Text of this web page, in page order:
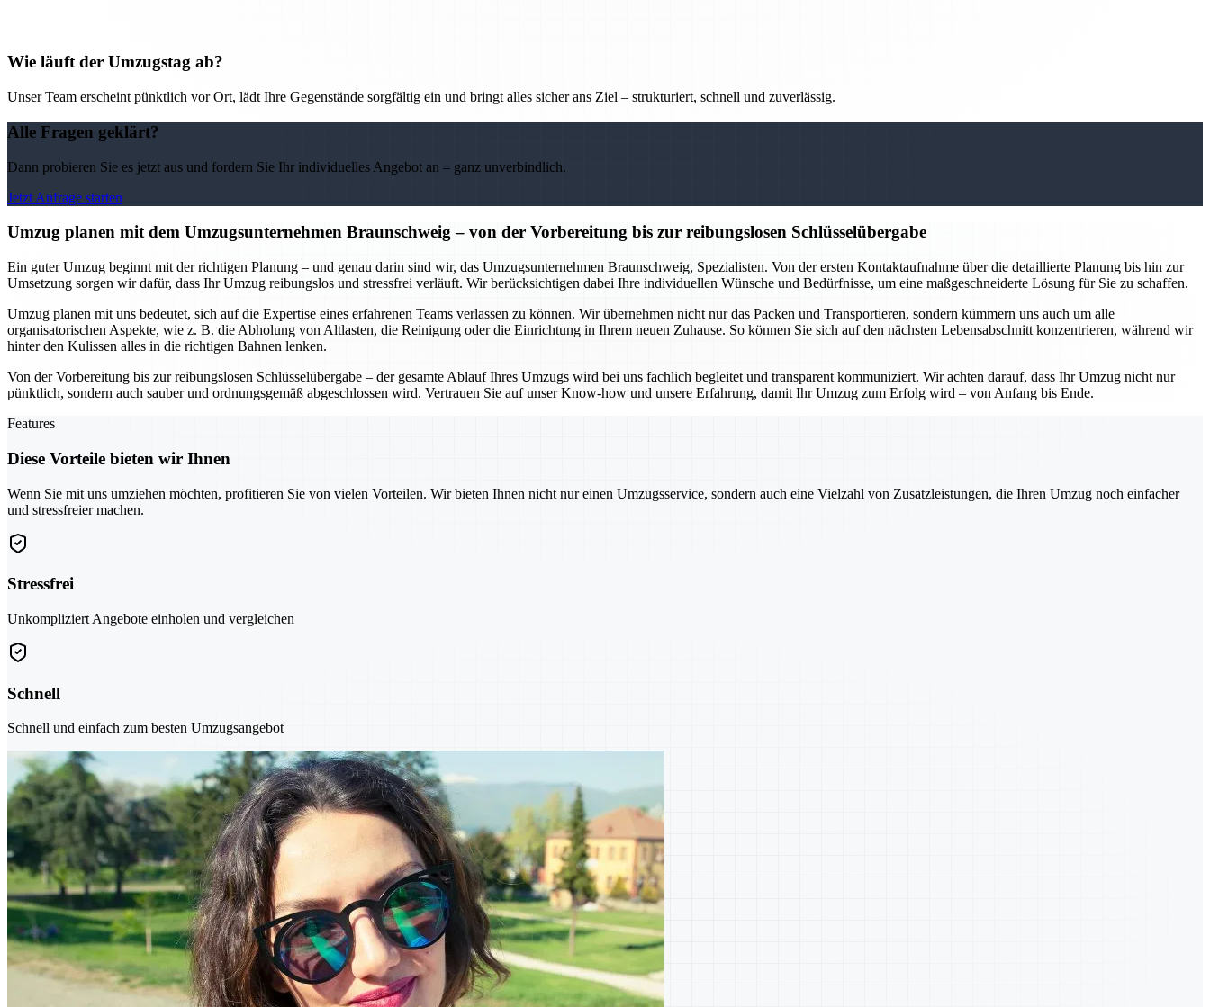
Wie läuft der Umzugstag ab?
Unser Team erscheint pünktlich vor Ort, lädt Ihre Gegenstände sorgfältig ein und bringt alles sicher ans Ziel – strukturiert, schnell und zuverlässig.
Alle Fragen geklärt?
Dann probieren Sie es jetzt aus und fordern Sie Ihr individuelles Angebot an – ganz unverbindlich.
Jetzt Anfrage starten
Umzug planen mit dem Umzugsunternehmen Braunschweig – von der Vorbereitung bis zur reibungslosen Schlüsselübergabe
Ein guter Umzug beginnt mit der richtigen Planung – und genau darin sind wir, das Umzugsunternehmen Braunschweig, Spezialisten. Von der ersten Kontaktaufnahme über die detaillierte Planung bis hin zur
Umsetzung sorgen wir dafür, dass Ihr Umzug reibungslos und stressfrei verläuft. Wir berücksichtigen dabei Ihre individuellen Wünsche und Bedürfnisse, um eine maßgeschneiderte Lösung für Sie zu schaffen.
Umzug planen mit uns bedeutet, sich auf die Expertise eines erfahrenen Teams verlassen zu können. Wir übernehmen nicht nur das Packen und Transportieren, sondern kümmern uns auch um alle
organisatorischen Aspekte, wie z. B. die Abholung von Altlasten, die Reinigung oder die Einrichtung in Ihrem neuen Zuhause. So können Sie sich auf den nächsten Lebensabschnitt konzentrieren, während wir
hinter den Kulissen alles in die richtigen Bahnen lenken.
Von der Vorbereitung bis zur reibungslosen Schlüsselübergabe – der gesamte Ablauf Ihres Umzugs wird bei uns fachlich begleitet und transparent kommuniziert. Wir achten darauf, dass Ihr Umzug nicht nur
pünktlich, sondern auch sauber und ordnungsgemäß abgeschlossen wird. Vertrauen Sie auf unser Know-how und unsere Erfahrung, damit Ihr Umzug zum Erfolg wird – von Anfang bis Ende.
Features
Diese Vorteile bieten wir Ihnen
Wenn Sie mit uns umziehen möchten, profitieren Sie von vielen Vorteilen. Wir bieten Ihnen nicht nur einen Umzugsservice, sondern auch eine Vielzahl von Zusatzleistungen, die Ihren Umzug noch einfacher
und stressfreier machen.
Stressfrei
Unkompliziert Angebote einholen und vergleichen
Schnell
Schnell und einfach zum besten Umzugsangebot